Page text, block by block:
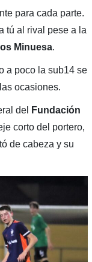
para cada parte.
tú al rival pese a la
Minuesa.
a poco la sub14 se
ocasiones.
del
Fundación
corto del portero,
de cabeza y su